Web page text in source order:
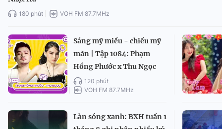
180 phút VOH FM 87.7MHz
Sáng mỹ miều - chiều mỹ
mãn | Tập 1084: Phạm
Hồng Phước x Thu Ngọc
120 phút
VOH FM 87.7MHz
Làn sóng xanh: BXH tuần 1